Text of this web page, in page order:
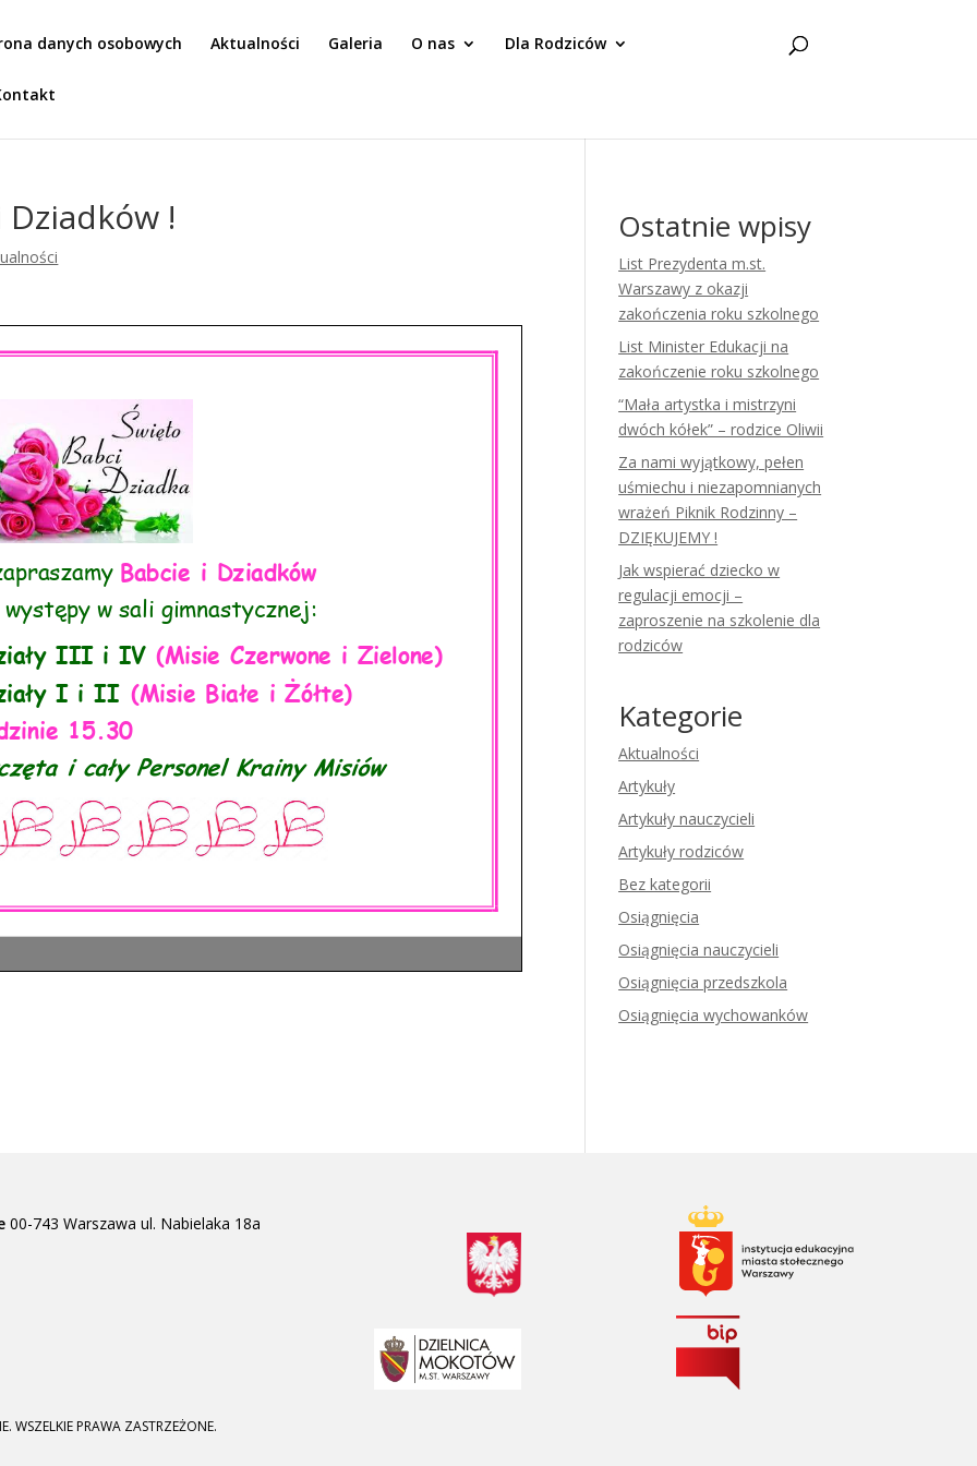
danych osobowych Aktualności Galeria O nas Dla Rodziców
! Ostatnie wpisy
List Prezydenta m.st.
Warszawy z okazji
zakończenia roku szkolnego
List Minister Edukacji na
zakończenie roku szkolnego
“Mała artystka i mistrzyni
dwóch kółek” – rodzice Oliwii
Za nami wyjątkowy, pełen
uśmiechu i niezapomnianych
wrażeń Piknik Rodzinny –
DZIĘKUJEMY !
Jak wspierać dziecko w
regulacji emocji –
zaproszenie na szkolenie dla
rodziców
Kategorie
Aktualności
Artykuły
Artykuły nauczycieli
Artykuły rodziców
Bez kategorii
Osiągnięcia
Osiągnięcia nauczycieli
Osiągnięcia przedszkola
Osiągnięcia wychowanków
00-743 Warszawa ul. Nabielaka 18a
WSZELKIE PRAWA ZASTRZEŻONE.